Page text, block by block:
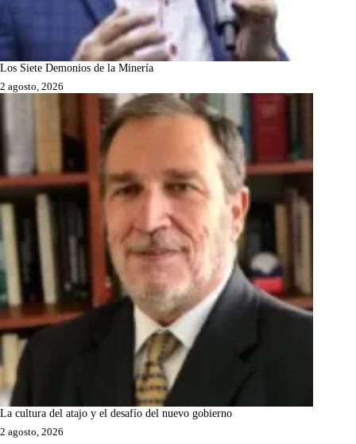
Los Siete Demonios de la Minería
2 agosto, 2026
La cultura del atajo y el desafío del nuevo gobierno
2 agosto, 2026